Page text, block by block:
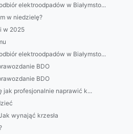
elektroodpadów w Białymsto...
w niedzielę?
w 2025
elektroodpadów w Białymsto...
BDO
BDO
jak profesjonalnie naprawić k...
wynająć krzesła